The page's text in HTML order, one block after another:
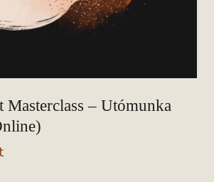
– Utómunka